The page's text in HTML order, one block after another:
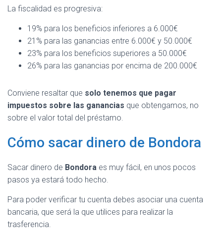
La fiscalidad es progresiva:
19% para los beneficios inferiores a 6.000€
21% para las ganancias entre 6.000€ y 50.000€
23% para los beneficios superiores a 50.000€
26% para las ganancias por encima de 200.000€
Conviene resaltar que solo tenemos que pagar
impuestos sobre las ganancias que obtengamos, no
sobre el valor total del préstamo.
Cómo sacar dinero de Bondora
Sacar dinero de Bondora es muy fácil, en unos pocos
pasos ya estará todo hecho.
Para poder verificar tu cuenta debes asociar una cuenta
bancaria, que será la que utilices para realizar la
trasferencia.